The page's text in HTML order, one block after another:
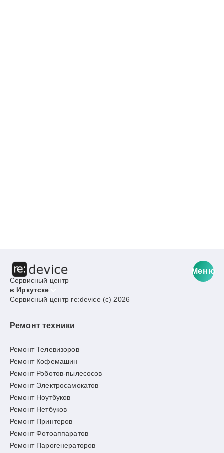
Сервисный центр
в Иркутске
Меню
Сервисный центр re:device (c) 2026
Ремонт техники
Ремонт Телевизоров
Ремонт Кофемашин
Ремонт Роботов-пылесосов
Ремонт Электросамокатов
Ремонт Ноутбуков
Ремонт Нетбуков
Ремонт Принтеров
Ремонт Фотоаппаратов
Ремонт Парогенераторов